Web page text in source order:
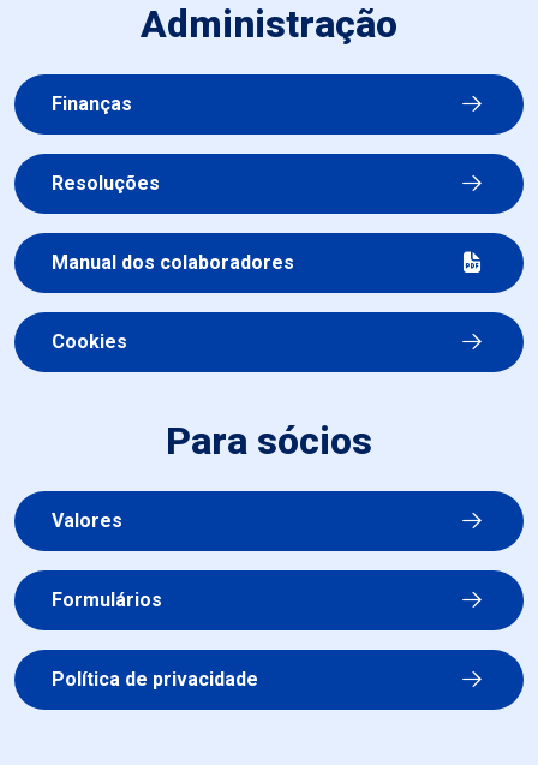
Administração
Finanças
Resoluções
Manual dos colaboradores
Cookies
Para sócios
Valores
Formulários
Política de privacidade